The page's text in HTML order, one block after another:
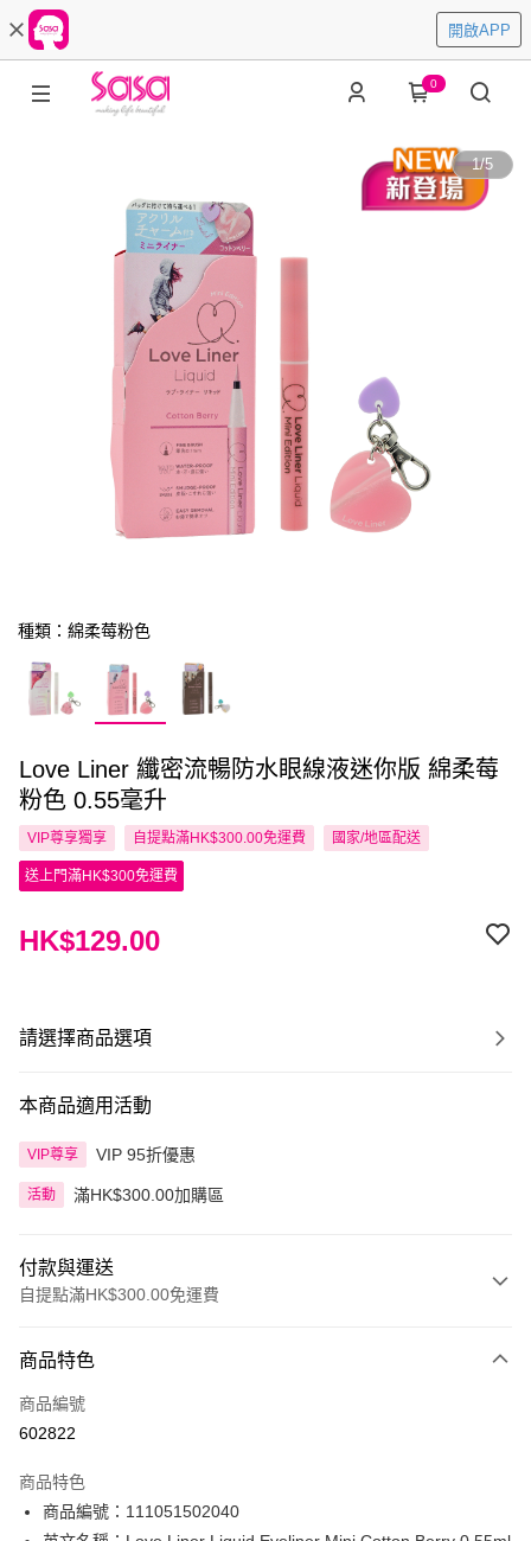
開啟APP
0
1/5
種類：綿柔莓粉色
Love Liner 纖密流暢防水眼線液迷你版 綿柔莓
粉色 0.55毫升
VIP尊享獨享 自提點滿HK$300.00免運費 國家/地區配送
送上門滿HK$300免運費
HK$129.00
請選擇商品選項
本商品適用活動
VIP尊享 VIP 95折優惠
活動 滿HK$300.00加購區
付款與運送
自提點滿HK$300.00免運費
信用卡
Apple Pay
PayMe
商品特色
商品編號
602822
商品特色
商品編號：111051502040